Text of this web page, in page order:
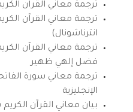
ترجمة معاني القرآن
ترجمة معاني القرآن
انترناشونال)
ترجمة معاني القرآن
فضل إلهي ظهير
ترجمة معاني سورة
الإنجليزية
بيان معاني القرآن الكريم